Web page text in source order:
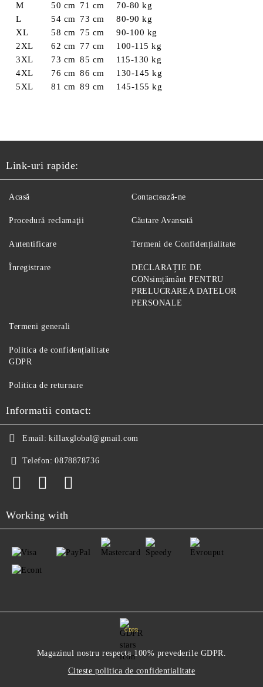
M
50 cm 71 cm
70-80 kg
L
54 cm 73 cm
80-90 kg
XL
58 cm 75 cm
90-100 kg
2XL
62 cm 77 cm
100-115 kg
3XL
73 cm 85 cm
115-130 kg
4XL
76 cm 86 cm
130-145 kg
5XL
81 cm 89 cm 145-155 kg
Link-uri rapide:
Acasă
Procedură reclamaţii
Autentificare
Înregistrare
Contactează-ne
Căutare Avansată
Termeni de Confidențialitate
DECLARAȚIE DE
CONsimțământ PENTRU
PRELUCRAREA DATELOR
PERSONALE
Termeni generali
Politica de confidențialitate
GDPR
Politica de returnare
Informatii contact:
Email: killaxglobal@gmail.com
Telefon: 0878878736
Working with
GDPR
Magazinul nostru respecta 100% prevederile GDPR.
Citeste politica de confidentialitate